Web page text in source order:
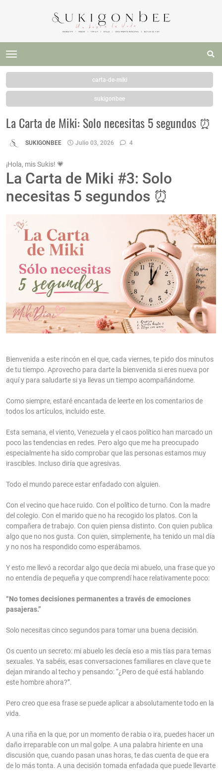
carta-de-miki
sukigonbee
La Carta de Miki: Solo necesitas 5 segundos ⏰
SUKIGONBEE Julio 03, 2026 4
¡Hola, mis Sukis! 💗
La Carta de Miki #3: Solo
necesitas 5 segundos ⏰
Bienvenida a este rincón en el que, cada viernes, te pido dos minutos
de tu tiempo. Aprovecho para darte la bienvenida si eres nueva por
aquí y para saludarte si ya llevas un tiempo acompañándome.
Como siempre, estaré encantada de leerte en los comentarios de
todos los artículos, incluido este.
Esta semana, el viento, Venezuela y el caos político han marcado un
poco las tendencias en redes. Pero algo que me ha preocupado
especialmente ha sido comprobar que las personas estamos muy
irascibles. Incluso diría que agresivas.
Todo el mundo parece estar enfadado con alguien.
Con el vecino que hace ruido. Con el político de turno. Con la madre
del colegio. Con el marido que no ha recogido los platos. Con la
compañera de trabajo. Con quien piensa distinto. Con quien publica
algo que no nos gusta. Con quien, simplemente, ha tenido un mal día
y no nos ha respondido como esperábamos.
Y esto me llevó a recordar algo que decía mi abuelo, una frase que yo
no entendía de pequeña y que comprendí hace relativamente poco:
“No tomes decisiones permanentes a través de emociones
pasajeras.”
Solo necesitas cinco segundos para tomar una buena decisión.
Os cuento un secreto: mi abuelo les decía eso a mis tías para temas
sexuales. Ya sabéis, esas conversaciones familiares en clave que te
dejan mirando al techo y pensando: “¿Pero de qué está hablando
este hombre ahora?”.
Pero creo que esa frase se puede aplicar a absolutamente todo en la
vida.
A una riña en la que, por un momento de rabia o ira, puedes hacer un
daño irreparable con un mal golpe. A una palabra hiriente en una
discusión que, cuando pasan unas horas, te das cuenta de que era
de lo más tonta. A una decisión tomada enfadada que puede llevarte